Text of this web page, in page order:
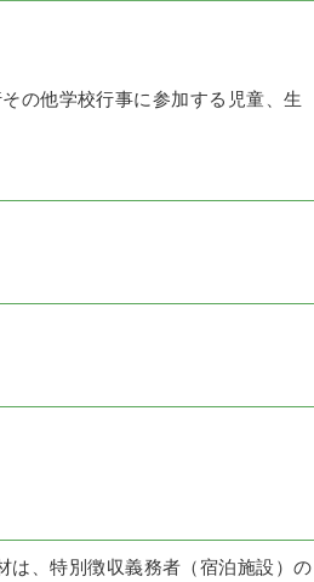
の他学校行事に参加する児童、生
は、特別徴収義務者（宿泊施設）の